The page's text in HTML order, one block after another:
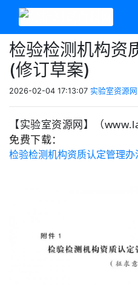
检验检测机构资
(修订草案)
2026-02-04 17:13:07 实验室资源
【实验室资源网】（
免费下载：
检验检测机构资质认定管理办